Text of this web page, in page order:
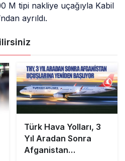
M tipi nakliye uçağıyla Kabil
ayrıldı.
Türk Hava Yolları, 3
Yıl Aradan Sonra
Afganistan